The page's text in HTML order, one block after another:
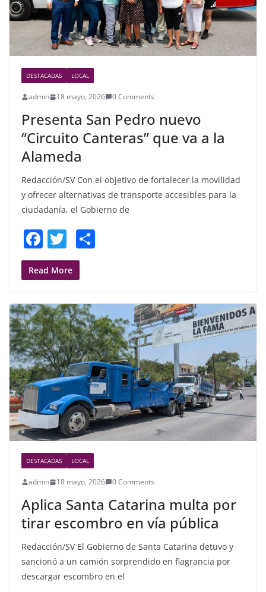
DESTACADAS LOCAL
admin 18 mayo, 2026 0 Comments
Presenta San Pedro nuevo
“Circuito Canteras” que va a la
Alameda
Redacción/SV Con el objetivo de fortalecer la movilidad
y ofrecer alternativas de transporte accesibles para la
ciudadanía, el Gobierno de
F
a
c
b
o
o
k
T
w
itt
Read More
DESTACADAS LOCAL
admin 18 mayo, 2026 0 Comments
Aplica Santa Catarina multa por
tirar escombro en vía pública
Redacción/SV El Gobierno de Santa Catarina detuvo y
sancionó a un camión sorprendido en flagrancia por
descargar escombro en el